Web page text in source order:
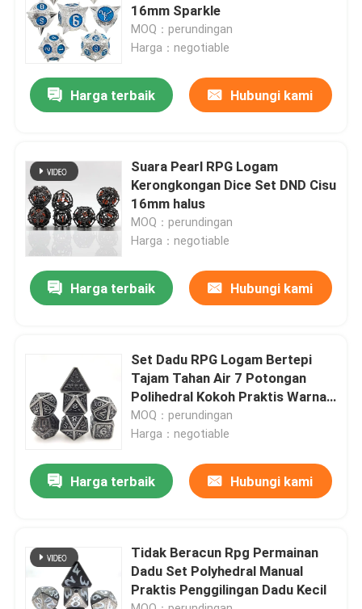
Produk
Tentang kita
Kontrol kualitas
Hubungi kami
Berita
Quote request suatu
Set Dadu RPG
16mm Sparkle
MOQ：perundingan
Harga：negotiable
Harga terbaik Hubungi kami
Suara Pearl RPG Logam
Kerongkongan Dice Set DND Cisu
16mm halus
MOQ：perundingan
Harga：negotiable
Harga terbaik Hubungi kami
Set Dadu RPG Logam Bertepi
Tajam Tahan Air 7 Potongan
Polihedral Kokoh Praktis Warna
Hitam Dan Putih
MOQ：perundingan
Harga：negotiable
Harga terbaik Hubungi kami
Tidak Beracun Rpg Permainan
Dadu Set Polyhedral Manual
Praktis Penggilingan Dadu Kecil